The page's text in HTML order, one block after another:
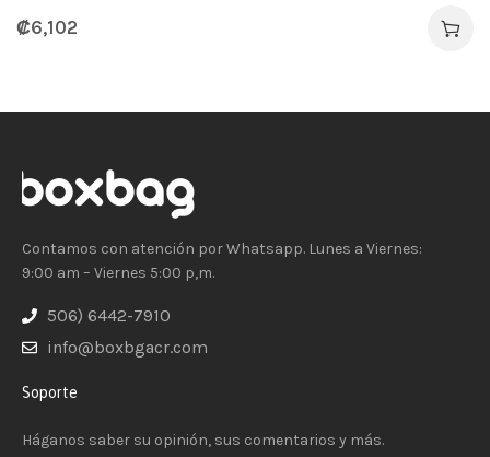
₡6,102
Contamos con atención por Whatsapp. Lunes a Viernes:
9:00 am – Viernes 5:00 p,m.
506) 6442-7910
info@boxbgacr.com
Soporte
Háganos saber su opinión, sus comentarios y más.